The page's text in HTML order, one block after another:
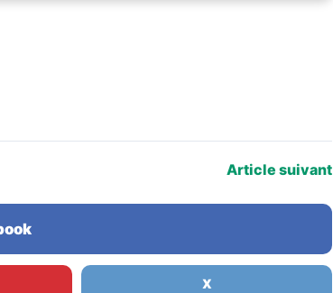
Article suivant
X